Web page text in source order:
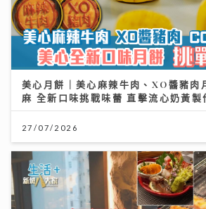
美心月餅｜美心麻辣牛肉、XO醬豬肉
麻 全新口味挑戰味蕾 直擊流心奶黃製
27/07/2026